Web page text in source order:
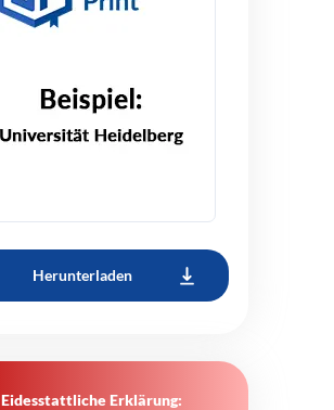
Herunterladen
Eidesstattliche Erklärung: